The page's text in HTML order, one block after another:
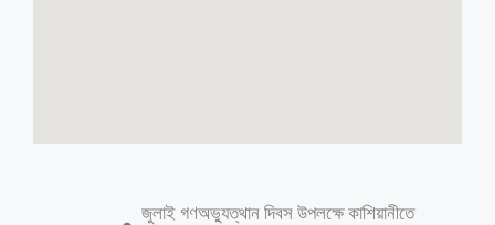
জুলাই গণঅভ্যুত্থান দিবস উপলক্ষে কাশিয়ানীতে